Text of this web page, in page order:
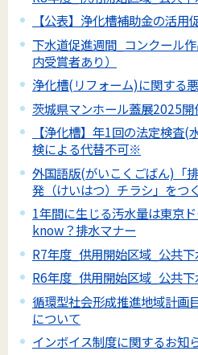
【公表】浄化槽補助金の活用
下水道促進週間_コンクール
内受賞者あり）
浄化槽(リフォーム)に関する
茨城県マンホール蓋展2025開
【浄化槽】年1回の法定検査
検による代替不可※
外国語版(がいこくごばん)「
発（けいはつ）チラシ」をつ
1年間に生じる汚水量は東京
know？排水マナー
R7年度_供用開始区域_公共
R6年度_供用開始区域_公共
循環型社会形成推進地域計画
について
インボイス制度に関するお知